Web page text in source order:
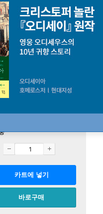
쳐준 것들
카트에 넣기
바로구매